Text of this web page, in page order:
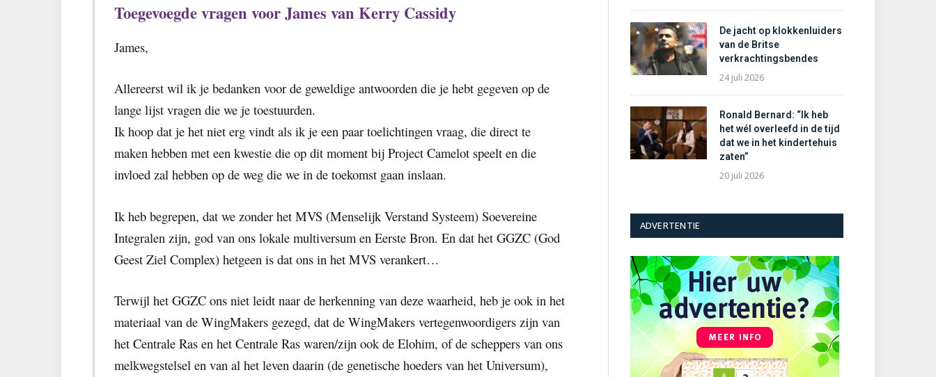
Toegevoegde vragen voor James van Kerry Cassidy
James,
Allereerst wil ik je bedanken voor de geweldige antwoorden die je hebt gegeven op de
lange lijst vragen die we je toestuurden.
Ik hoop dat je het niet erg vindt als ik je een paar toelichtingen vraag, die direct te
maken hebben met een kwestie die op dit moment bij Project Camelot speelt en die
invloed zal hebben op de weg die we in de toekomst gaan inslaan.
Ik heb begrepen, dat we zonder het MVS (Menselijk Verstand Systeem) Soevereine
Integralen zijn, god van ons lokale multiversum en Eerste Bron. En dat het GGZC (God
Geest Ziel Complex) hetgeen is dat ons in het MVS verankert…
Terwijl het GGZC ons niet leidt naar de herkenning van deze waarheid, heb je ook in het
materiaal van de WingMakers gezegd, dat de WingMakers vertegenwoordigers zijn van
het Centrale Ras en het Centrale Ras waren/zijn ook de Elohim, of de scheppers van ons
melkwegstelsel en van al het leven daarin (de genetische hoeders van het Universum),
De jacht op klokkenluiders
van de Britse
verkrachtingsbendes
24 juli 2026
Ronald Bernard: “Ik heb
het wél overleefd in de tijd
dat we in het kindertehuis
zaten”
20 juli 2026
ADVERTENTIE